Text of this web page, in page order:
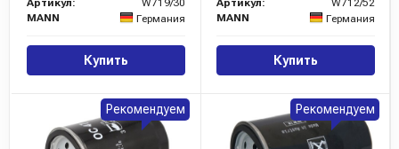
Артикул:
W719/30
MANN
Германия
Купить
Артикул:
W712/52
MANN
Германия
Купить
Рекомендуем Рекомендуем